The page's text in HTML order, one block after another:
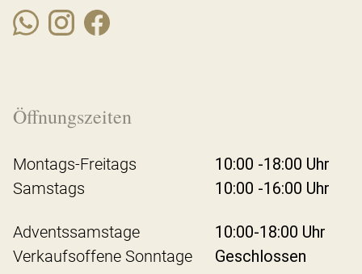
Öffnungszeiten
Montags-Freitags
10:00 -18:00 Uhr
Samstags
10:00 -16:00 Uhr
Adventssamstage
10:00-18:00 Uhr
Verkaufsoffene Sonntage
Geschlossen